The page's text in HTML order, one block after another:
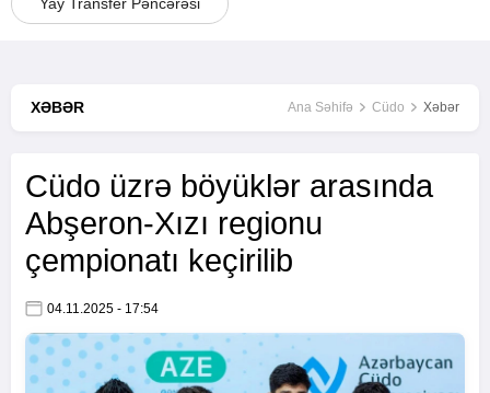
XƏBƏR Ana Səhifə Cüdo Xəbər
Cüdo üzrə böyüklər arasında
Abşeron-Xızı regionu
çempionatı keçirilib
04.11.2025 - 17:54